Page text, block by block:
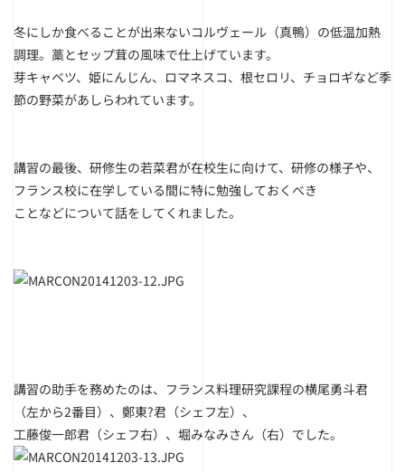
冬にしか食べることが出来ないコルヴェール（真鴨）の低温加熱
調理。藁とセップ茸の風味で仕上げています。
芽キャベツ、姫にんじん、ロマネスコ、根セロリ、チョロギなど季
節の野菜があしらわれています。
講習の最後、研修生の若菜君が在校生に向けて、研修の様子や、
フランス校に在学している間に特に勉強しておくべき
ことなどについて話をしてくれました。
講習の助手を務めたのは、フランス料理研究課程の横尾勇斗君
（左から2番目）、鄭東?君（シェフ左）、
工藤俊一郎君（シェフ右）、堀みなみさん（右）でした。